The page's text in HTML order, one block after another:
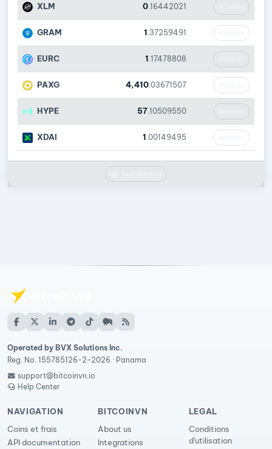
XLM 0 .16442021
GRAM 1 .37259491
EURC 1 .17478808
PAXG 4,410 .03671507
HYPE 57 .10509550
XDAI 1 .00149495
Operated by BVX Solutions Inc.
Reg. No. 155785126-2-2026 · Panama
support@bitcoinvn.io
Help Center
NAVIGATION
Coins et frais
API documentation
BITCOINVN
About us
Integrations
LEGAL
Conditions
d'utilisation